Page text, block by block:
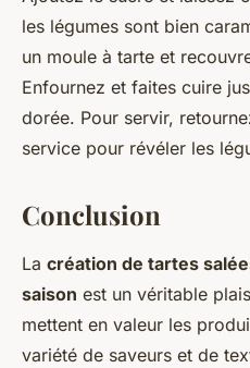
les légumes sont bien
un moule à tarte et
Enfournez et faites cuire
dorée. Pour servir,
service pour révéler les
Conclusion
La création de tartes
saison est un véritable
mettent en valeur les
variété de saveurs et de